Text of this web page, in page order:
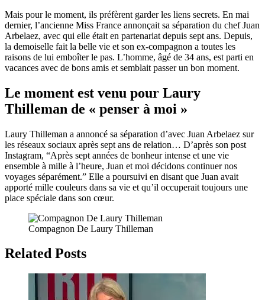
Mais pour le moment, ils préfèrent garder les liens secrets. En mai
dernier, l’ancienne Miss France annonçait sa séparation du chef Juan
Arbelaez, avec qui elle était en partenariat depuis sept ans. Depuis,
la demoiselle fait la belle vie et son ex-compagnon a toutes les
raisons de lui emboîter le pas. L’homme, âgé de 34 ans, est parti en
vacances avec de bons amis et semblait passer un bon moment.
Le moment est venu pour Laury
Thilleman de « penser à moi »
Laury Thilleman a annoncé sa séparation d’avec Juan Arbelaez sur
les réseaux sociaux après sept ans de relation… D’après son post
Instagram, “Après sept années de bonheur intense et une vie
ensemble à mille à l’heure, Juan et moi décidons continuer nos
voyages séparément.” Elle a poursuivi en disant que Juan avait
apporté mille couleurs dans sa vie et qu’il occuperait toujours une
place spéciale dans son cœur.
Compagnon De Laury Thilleman
Related Posts